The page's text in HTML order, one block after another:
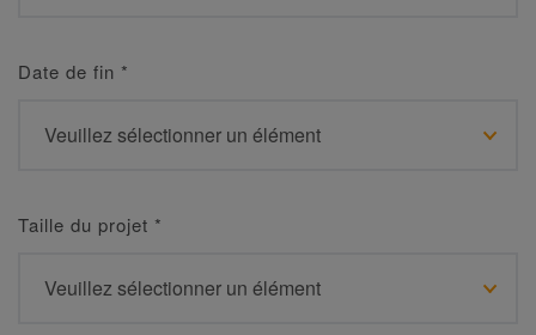
Date de fin *
Taille du projet *